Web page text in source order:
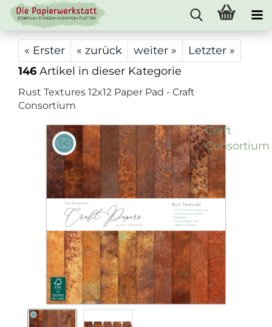
« Erster « zurück weiter »
Letzter »
146 Artikel in dieser Kategorie
Rust Textures 12x12 Paper Pad - Craft
Consortium
Craft
Consortium